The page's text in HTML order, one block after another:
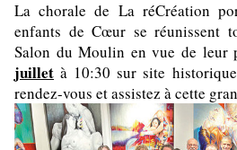
La chorale de La réCréation
enfants de Cœur se réunissent
Salon du Moulin en vue de leur
juillet à 10:30 sur site
rendez-vous et assistez à cette